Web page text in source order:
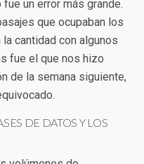
un error más grande.
que ocupaban los
cantidad con algunos
fue el que nos hizo
de la semana siguiente,
DE DATOS Y LOS